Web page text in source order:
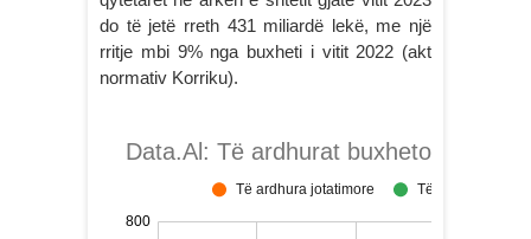
do të jetë rreth 431 miliardë lekë, me një
rritje mbi 9% nga buxheti i vitit 2022 (akt
normativ Korriku).